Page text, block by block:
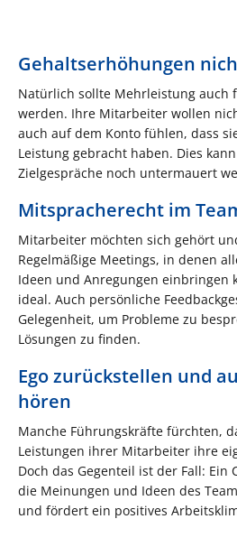
Gehaltserhöhungen
Natürlich sollte Mehrleistung auch
werden. Ihre Mitarbeiter wollen
auch auf dem Konto fühlen, dass
Leistung gebracht haben. Dies
Zielgespräche noch untermauert
Mitspracherecht im
Mitarbeiter möchten sich gehört
Regelmäßige Meetings, in denen
Ideen und Anregungen einbringen
ideal. Auch persönliche
Gelegenheit, um Probleme zu
Lösungen zu finden.
Ego zurückstellen und
hören
Manche Führungskräfte fürchten,
Leistungen ihrer Mitarbeiter ihre
Doch das Gegenteil ist der Fall: Ein
die Meinungen und Ideen des
und fördert ein positives